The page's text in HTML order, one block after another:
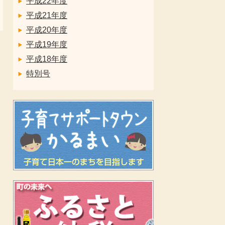
平成21年度
平成20年度
平成19年度
平成18年度
特別号